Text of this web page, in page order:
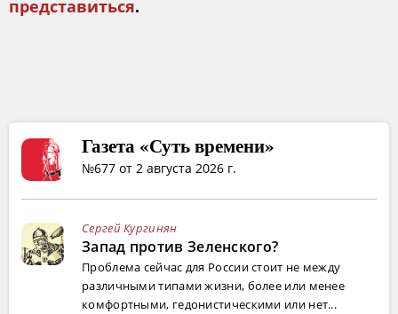
представиться.
Газета «Суть времени»
№677 от 2 августа 2026 г.
Сергей Кургинян
Запад против Зеленского?
Проблема сейчас для России стоит не между
различными типами жизни, более или менее
комфортными, гедонистическими или нет...